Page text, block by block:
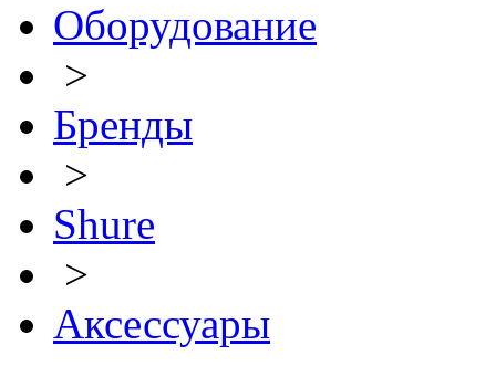
Оборудование
>
Бренды
>
Shure
>
Аксессуары